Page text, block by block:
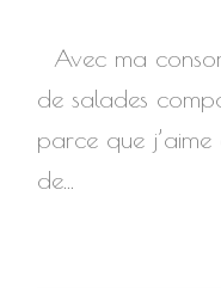
Avec ma
de salades
parce que j’aime
de...